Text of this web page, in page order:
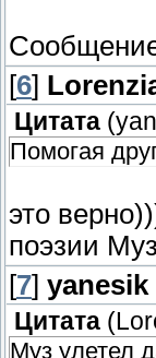
[6]
Цитата (
Помогая
это
поэзии
[7] yanesik
Цитата (
Муз улетел